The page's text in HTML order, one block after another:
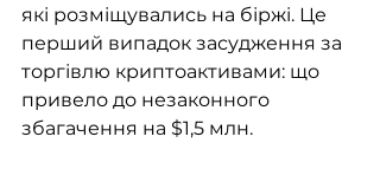
які розміщувались на біржі. Це
перший випадок засудження за
торгівлю криптоактивами: що
привело до незаконного
збагачення на $1,5 млн.